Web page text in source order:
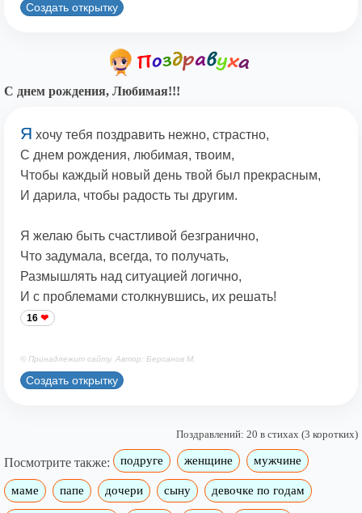
Создать открытку
С днем рождения, Любимая!!!
Я хочу тебя поздравить нежно, страстно,
С днем рождения, любимая, твоим,
Чтобы каждый новый день твой был прекрасным,
И дарила, чтобы радость ты другим.
Я желаю быть счастливой безгранично,
Что задумала, всегда, то получать,
Размышлять над ситуацией логично,
И с проблемами столкнувшись, их решать!
16
© Принадлежит сайту. Автор: Берсанов М.
Создать открытку
Поздравлений: 20 в стихах (3 коротких)
Посмотрите также: подруге женщине мужчине
маме папе дочери сыну девочке по годам